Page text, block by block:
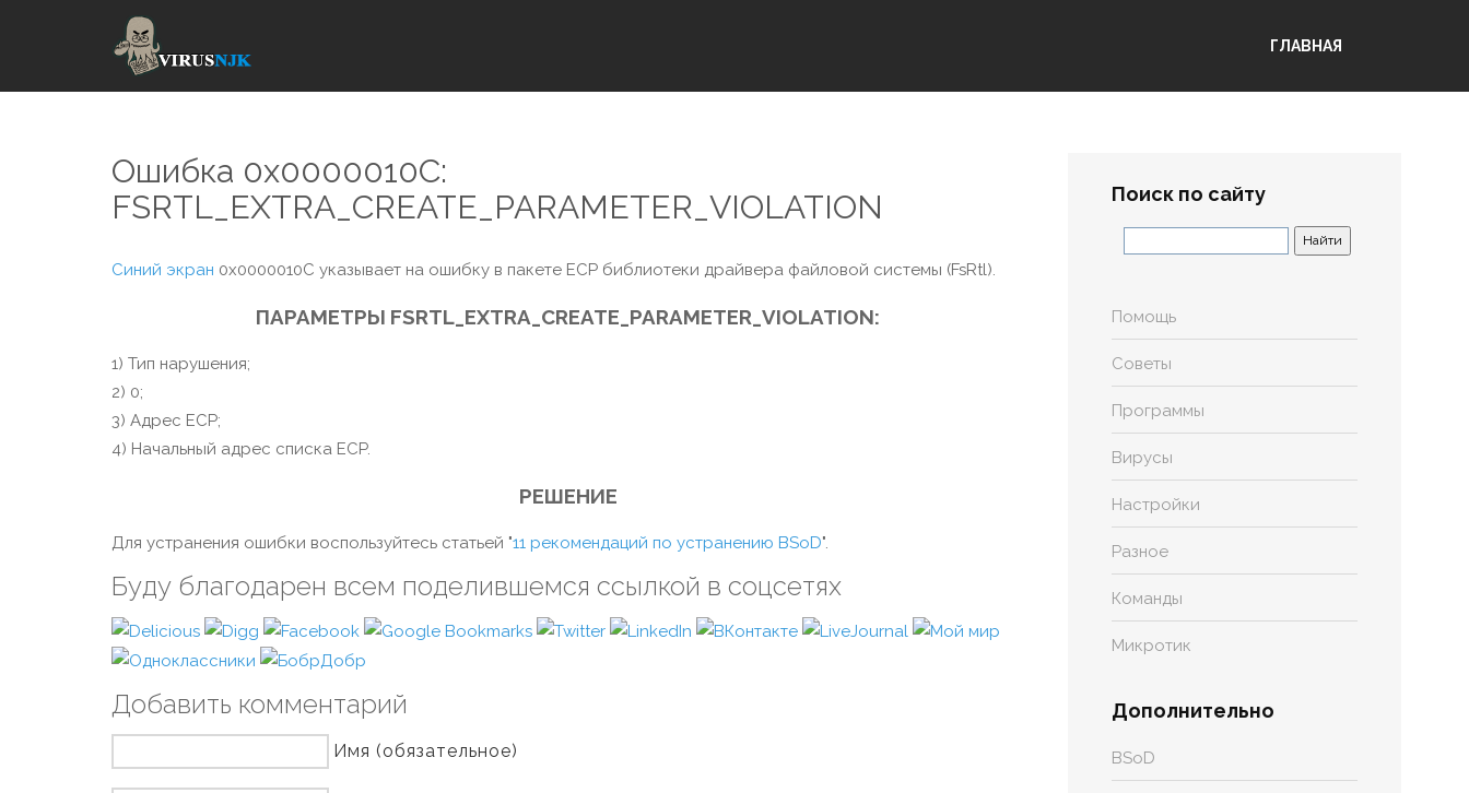
ГЛАВНАЯ
Ошибка 0x0000010C:
FSRTL_EXTRA_CREATE_PARAMETER_VIOLATION
Синий экран 0x0000010C указывает на ошибку в пакете ECP библиотеки драйвера файловой системы (FsRtl).
ПАРАМЕТРЫ FSRTL_EXTRA_CREATE_PARAMETER_VIOLATION:
1) Тип нарушения;
2) 0;
3) Адрес ECP;
4) Начальный адрес списка ECP.
РЕШЕНИЕ
Для устранения ошибки воспользуйтесь статьей "11 рекомендаций по устранению BSoD".
Буду благодарен всем поделившемся ссылкой в соцсетях
Добавить комментарий
Имя (обязательное)
Поиск по сайту
Помощь
Советы
Программы
Вирусы
Настройки
Разное
Команды
Микротик
Дополнительно
BSoD